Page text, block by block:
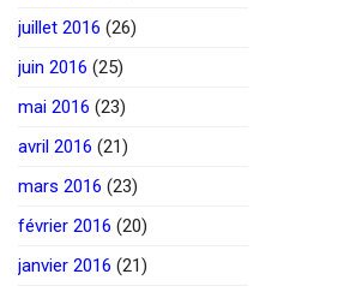
juillet 2016 (26)
juin 2016 (25)
mai 2016 (23)
avril 2016 (21)
mars 2016 (23)
février 2016 (20)
janvier 2016 (21)